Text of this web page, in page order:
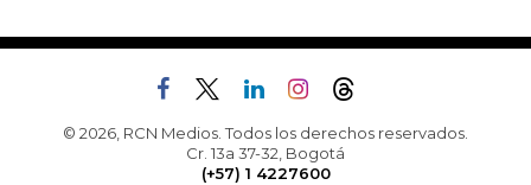
© 2026, RCN Medios. Todos los derechos reservados.
Cr. 13a 37-32, Bogotá
(+57) 1 4227600